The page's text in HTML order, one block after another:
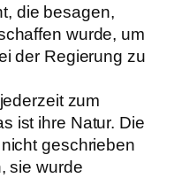
die besagen,
wurde, um
der Regierung zu
zum
ist ihre Natur. Die
geschrieben
sie wurde